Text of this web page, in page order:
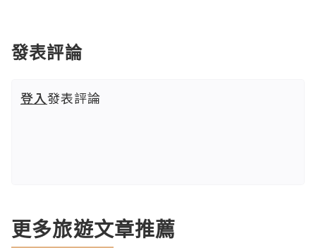
發表評論
登入發表評論
更多旅遊文章推薦